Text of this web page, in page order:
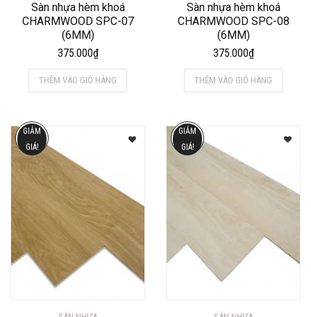
Sàn nhựa hèm khoá
CHARMWOOD SPC-07
(6MM)
375.000₫
THÊM VÀO GIỎ HÀNG
Sàn nhựa hèm khoá
CHARMWOOD SPC-08
(6MM)
375.000₫
THÊM VÀO GIỎ HÀNG
GIẢM
GIÁ!
GIẢM
GIÁ!